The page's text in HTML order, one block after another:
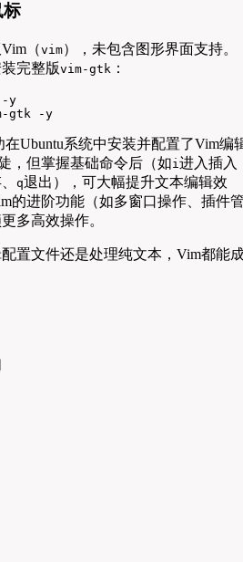
标
（vim），未包含图形界面支持。
完整版vim-gtk ：
-y
gtk -y
Ubuntu系统中安装并配置了Vim编
，但掌握基础命令后（如i进入插入
q退出），可大幅提升文本编辑效
的进阶功能（如多窗口操作、插件
多高效操作。
置文件还是处理纯文本，Vim都能